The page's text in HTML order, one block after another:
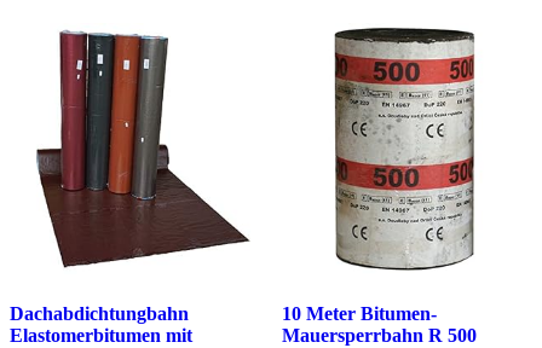
Dachabdichtungbahn
Elastomerbitumen mit
10 Meter Bitumen-
Mauersperrbahn R 500